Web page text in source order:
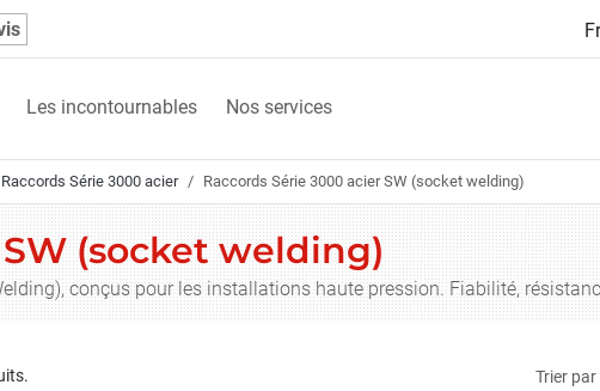
Les incontournables Nos services
Raccords Série 3000 acier Raccords Série 3000 acier SW (socket welding)
(socket welding)
conçus pour les installations haute pression. Fiabilité,
Trier par